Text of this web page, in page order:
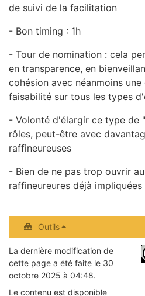
de suivi de la facilitation
- Bon timing : 1h
- Tour de nomination : cela
en transparence, en
cohésion avec néanmoins
faisabilité sur tous les types
- Volonté d'élargir ce type de
rôles, peut-être avec
raffineureuses
- Bien de ne pas trop ouvrir
raffineureures déjà impliquées
Outils
La dernière modification de
cette page a été faite le 30
octobre 2025 à 04:48.
Le contenu est disponible